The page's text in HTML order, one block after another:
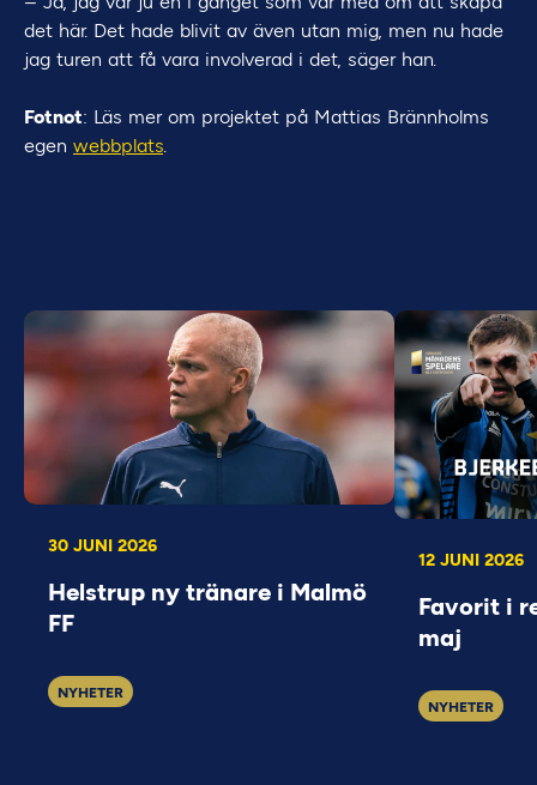
det här. Det hade blivit av även utan mig, men nu hade
jag turen att få vara involverad i det, säger han.
Fotnot: Läs mer om projektet på Mattias Brännholms
egen webbplats.
30 JUNI 2026
Helstrup ny tränare i Malmö
FF
NYHETER
12 JUNI 2026
Favorit i
maj
NYHETER